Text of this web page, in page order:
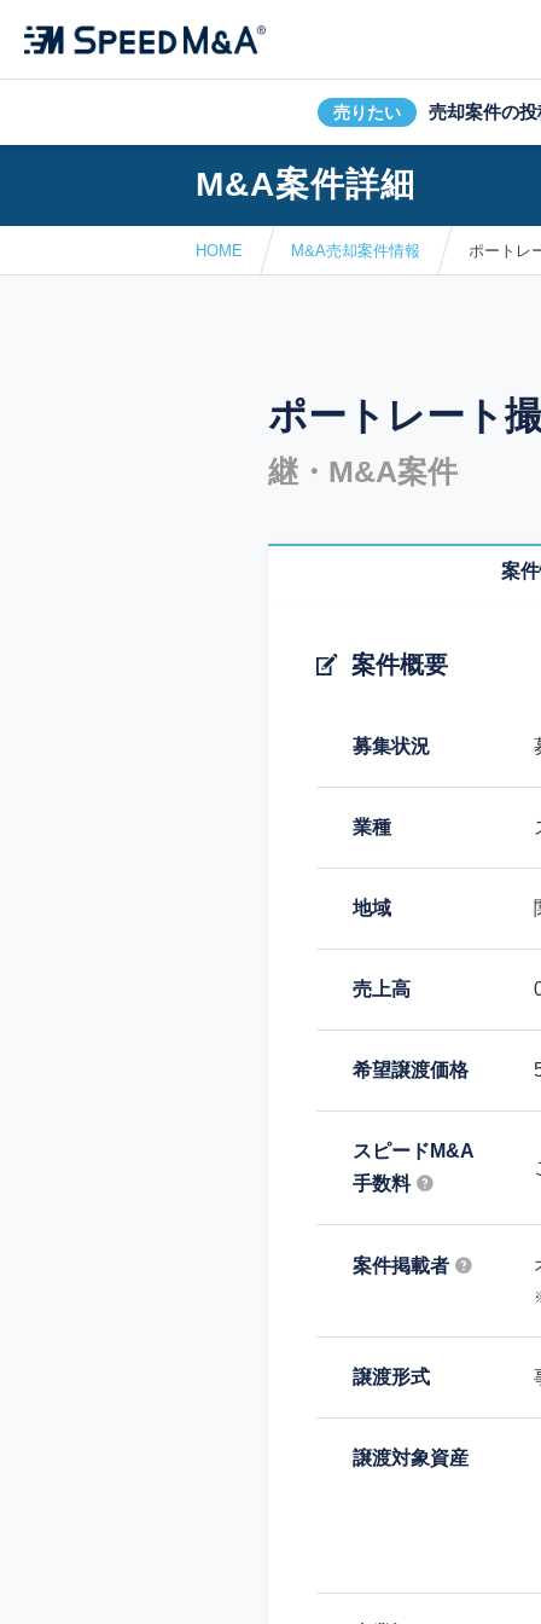
売りたい 売却案件の投
M&A案件詳細
HOME M&A売却案件情報 ポートレ
ポートレート
継・M&A案件
案
案件概要
募集状況
業種
地域
売上高
希望譲渡価格
スピードM&A
手数料
案件掲載者
譲渡形式
譲渡対象資産